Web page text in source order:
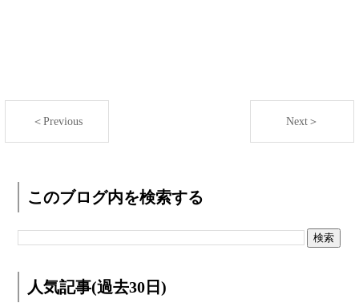
＜Previous Next＞
このブログ内を検索する
人気記事(過去30日)